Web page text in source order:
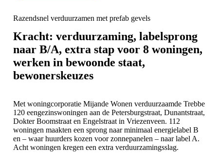
Razendsnel verduurzamen met prefab gevels
Kracht: verduurzaming, labelsprong
naar B/A, extra stap voor 8 woningen,
werken in bewoonde staat,
bewonerskeuzes
Met woningcorporatie Mijande Wonen verduurzaamde Trebbe
120 eengezinswoningen aan de Petersburgstraat, Dunantstraat,
Dokter Boomstraat en Engelstraat in Vriezenveen. 112
woningen maakten een sprong naar minimaal energielabel B
en – waar huurders kozen voor zonnepanelen – naar label A.
Acht woningen kregen een extra verduurzamingsslag.